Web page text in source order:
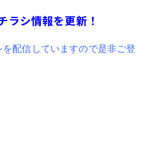
ラシ情報を更新！
配信していますので是非ご登